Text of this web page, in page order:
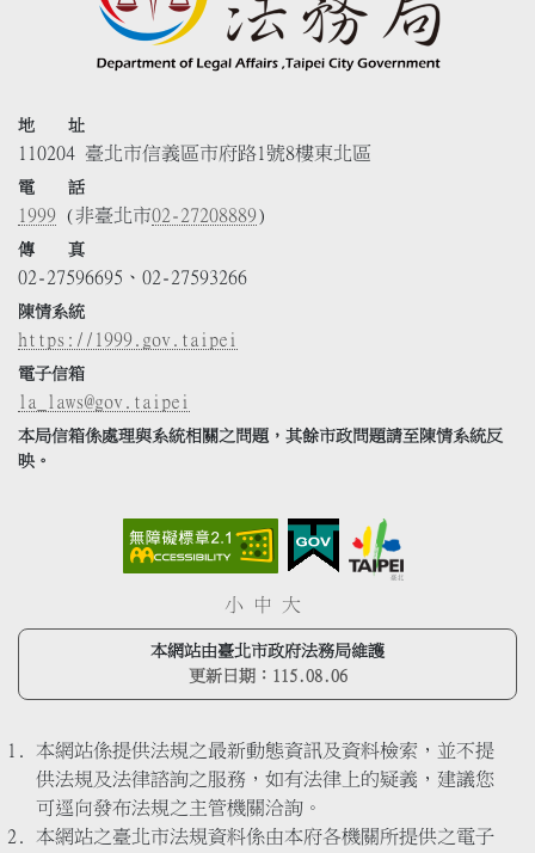
地 址
110204 臺北市信義區市府路1號8樓東北區
電 話
1999 (非臺北市02-27208889)
傳 真
02-27596695、02-27593266
陳情系統
https://1999.gov.taipei
電子信箱
la_laws@gov.taipei
本局信箱係處理與系統相關之問題，其餘市政問題請至陳情系統反
映。
小 中 大
本網站由臺北市政府法務局維護
更新日期： 115.08.06
本網站係提供法規之最新動態資訊及資料檢索，並不提
供法規及法律諮詢之服務，如有法律上的疑義，建議您
可逕向發布法規之主管機關洽詢。
本網站之臺北市法規資料係由本府各機關所提供之電子